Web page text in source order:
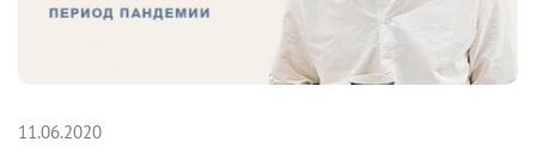
11.06.2020